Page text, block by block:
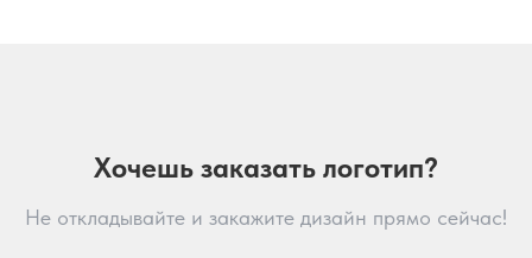
Хочешь заказать логотип?
Не откладывайте и закажите дизайн прямо сейчас!